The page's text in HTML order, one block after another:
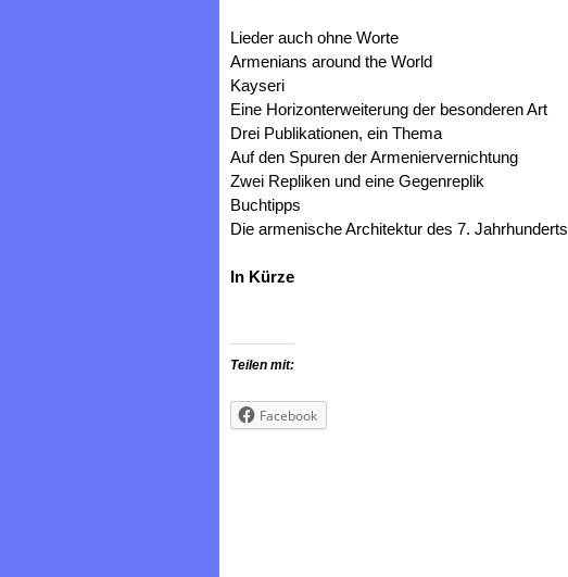
Lieder auch ohne Worte
Armenians around the World
Kayseri
Eine Horizonterweiterung der besonderen Art
Drei Publikationen, ein Thema
Auf den Spuren der Armeniervernichtung
Zwei Repliken und eine Gegenreplik
Buchtipps
Die armenische Architektur des 7. Jahrhunderts
In Kürze
Teilen mit:
Facebook